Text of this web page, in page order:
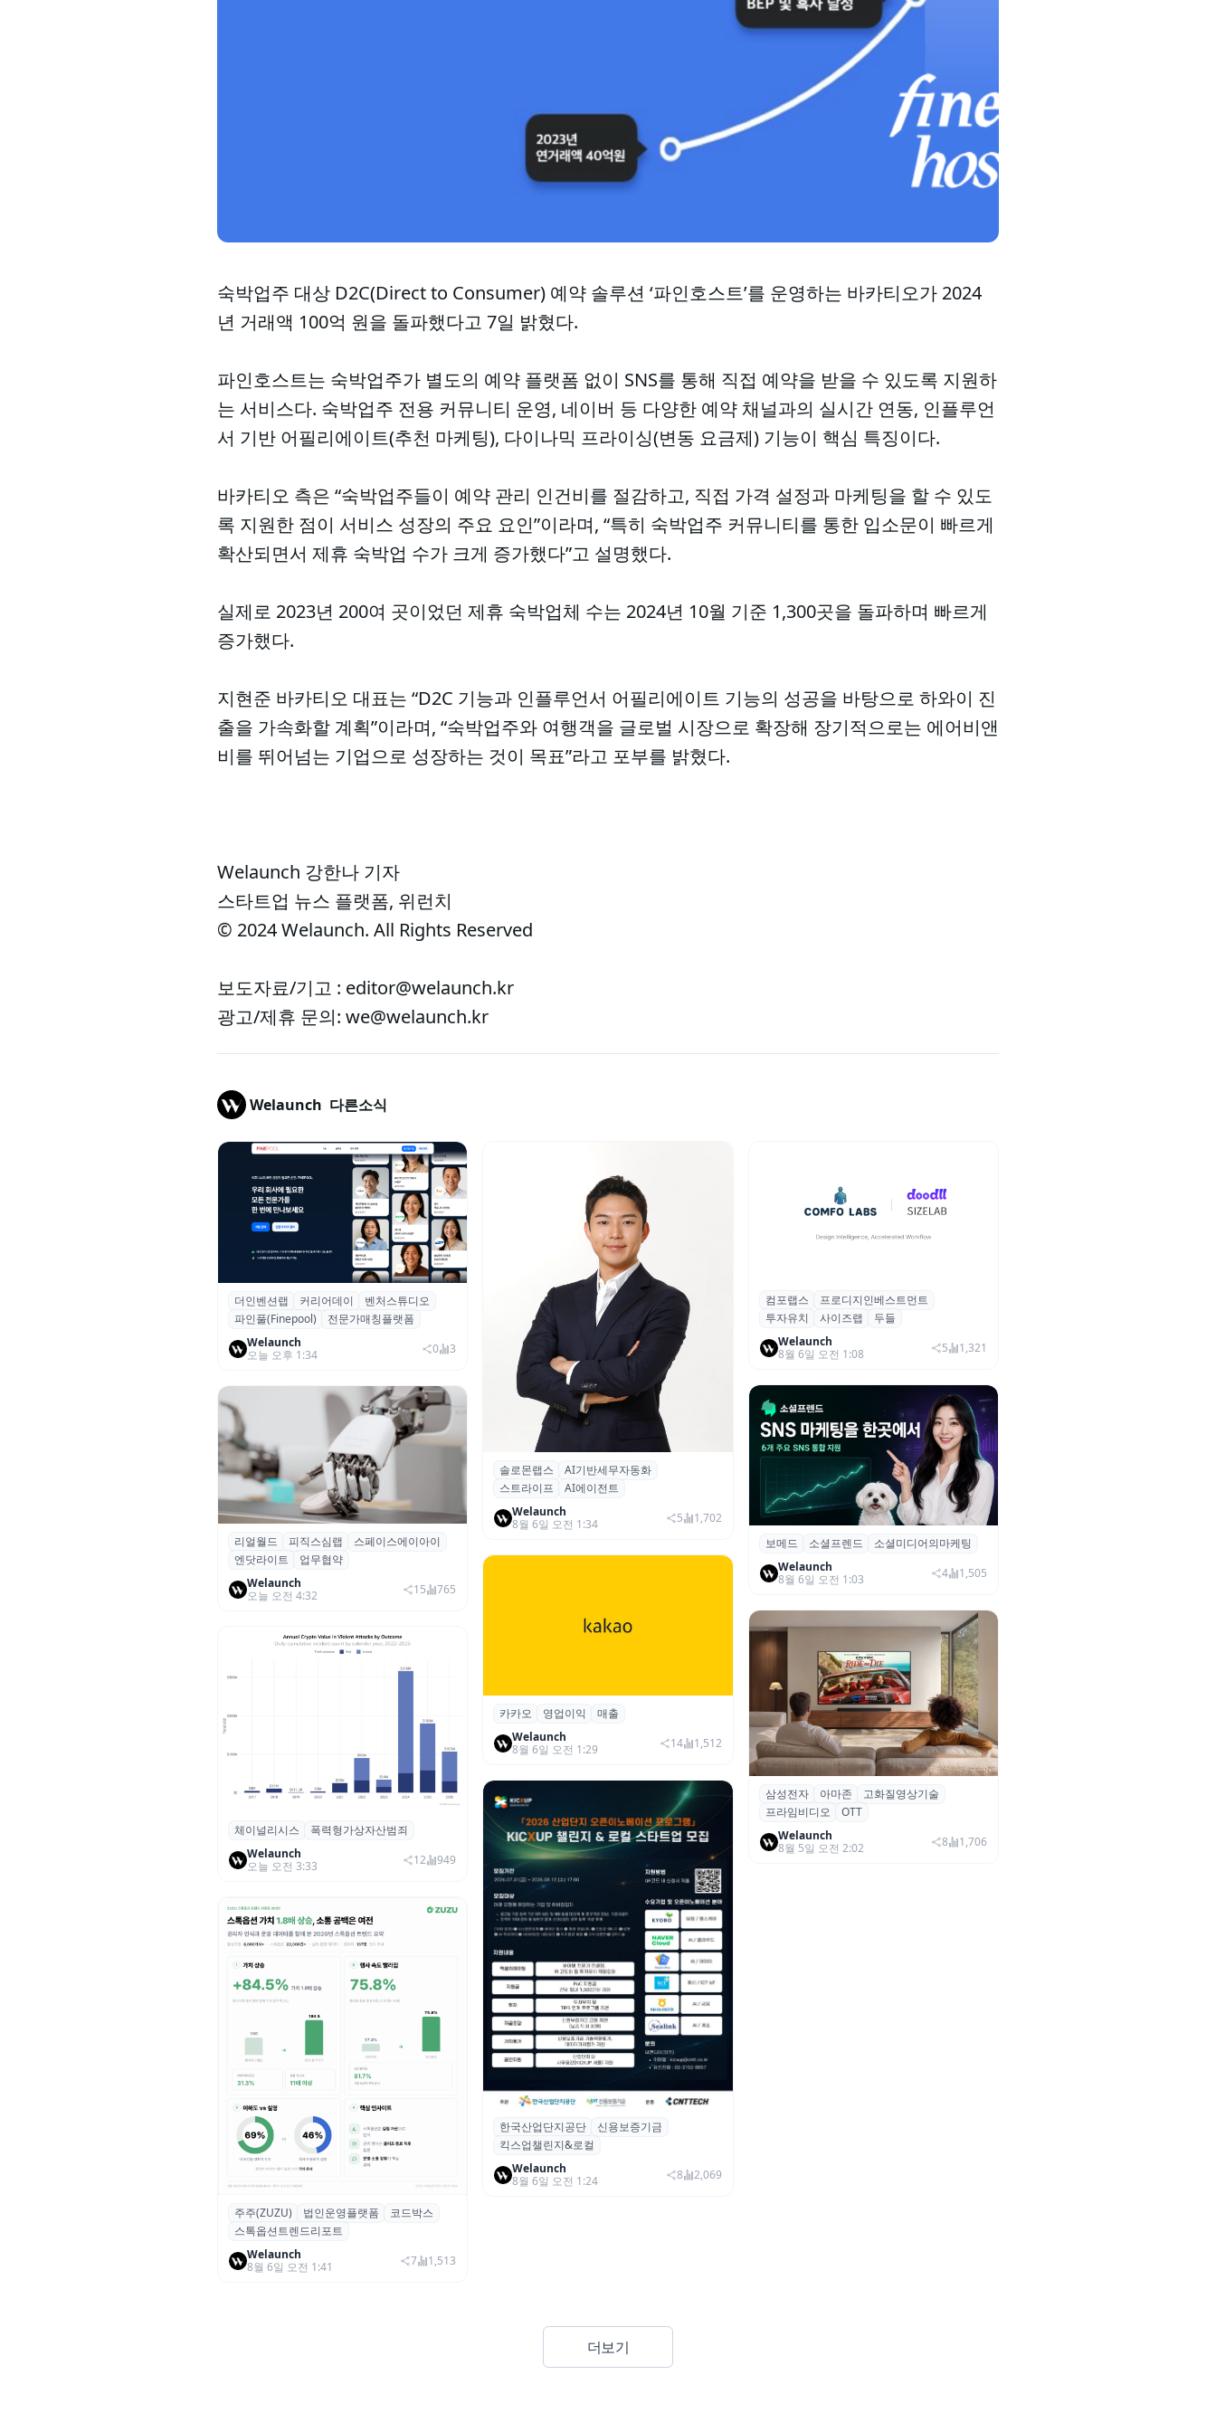
숙박업주 대상 D2C(Direct to Consumer) 예약 솔루션 ‘파인호스트’를 운영하는 바카티오가 2024
년 거래액 100억 원을 돌파했다고 7일 밝혔다.
파인호스트는 숙박업주가 별도의 예약 플랫폼 없이 SNS를 통해 직접 예약을 받을 수 있도록 지원하
는 서비스다. 숙박업주 전용 커뮤니티 운영, 네이버 등 다양한 예약 채널과의 실시간 연동, 인플루언
서 기반 어필리에이트(추천 마케팅), 다이나믹 프라이싱(변동 요금제) 기능이 핵심 특징이다.
바카티오 측은 “숙박업주들이 예약 관리 인건비를 절감하고, 직접 가격 설정과 마케팅을 할 수 있도
록 지원한 점이 서비스 성장의 주요 요인”이라며, “특히 숙박업주 커뮤니티를 통한 입소문이 빠르게
확산되면서 제휴 숙박업 수가 크게 증가했다”고 설명했다.
실제로 2023년 200여 곳이었던 제휴 숙박업체 수는 2024년 10월 기준 1,300곳을 돌파하며 빠르게
증가했다.
지현준 바카티오 대표는 “D2C 기능과 인플루언서 어필리에이트 기능의 성공을 바탕으로 하와이 진
출을 가속화할 계획”이라며, “숙박업주와 여행객을 글로벌 시장으로 확장해 장기적으로는 에어비앤
비를 뛰어넘는 기업으로 성장하는 것이 목표”라고 포부를 밝혔다.
Welaunch 강한나 기자
스타트업 뉴스 플랫폼, 위런치
© 2024 Welaunch. All Rights Reserved
보도자료/기고 : editor@welaunch.kr
광고/제휴 문의: we@welaunch.kr
Welaunch 다른소식
더인벤션랩·커리어데이, 스타트업 전문
가 매칭 플랫폼 ‘파인풀’ 출시
더인벤션랩 커리어데이
벤처스튜디오
파인풀(Finepool)
전문가매칭플랫폼
Welaunch
오늘 오후 1:34
0 3
리얼월드, 로봇테크 스타트업 3곳과 손
잡고 휴머노이드 표준 만든다
리얼월드 피직스심랩
스페이스에이아이
엔닷라이트
업무협약
Welaunch
오늘 오전 4:32
15 765
체이널리시스 “가상자산 보유자 대상 폭
력 범죄 증가…상반기 탈취액 3000만 달
러 돌파
체이널리시스
폭력형가상자산범죄
Welaunch
오늘 오전 3:33
12 949
스톡옵션 취소율 2년 만에
18.2%→31.3%…권리 발생 즉시 행사 비
중도 급증
주주(ZUZU) 법인운영플랫폼
코드박스
스톡옵션트렌드리포트
Welaunch
8월 6일 오전 1:41
7 1,513
솔로몬랩스, 스트라이프 출신 이창헌 영
입…절세 전략 AI 에이전트 개발 본격화
솔로몬랩스
AI기반세무자동화
스트라이프
AI에이전트
Welaunch
8월 6일 오전 1:34
5 1,702
카카오, 2026년 2분기 매출 2조985억·영
업이익 2770억…역대 분기 최대
카카오 영업이익
매출
Welaunch
8월 6일 오전 1:29
14 1,512
산단공·신보, 2026 ‘킥스업 챌린지&로컬’
참여 스타트업 모집
한국산업단지공단
신용보증기금
킥스업챌린지&로컬
Welaunch
8월 6일 오전 1:24
8 2,069
컴포랩스, 프로디지인베스트먼트로부터
시드 투자 유치
컴포랩스
프로디지인베스트먼트
투자유치
사이즈랩
두들
Welaunch
8월 6일 오전 1:08
5 1,321
보메드 ‘소셜프렌드’, 유튜브·인스타 등 6
개 SNS 마케팅 통합 지원
보메드 소셜프렌드
소셜미디어의마케팅
Welaunch
8월 6일 오전 1:03
4 1,505
삼성전자·아마존, 프라임 비디오에
‘HDR10+ 어드밴스드’ 적용
삼성전자 아마존
고화질영상기술
프라임비디오
OTT
Welaunch
8월 5일 오전 2:02
8 1,706
더보기